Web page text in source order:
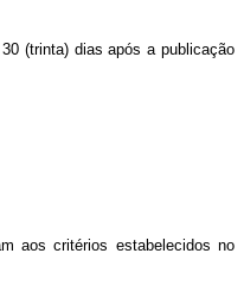
(trinta) dias após a publicação
aos critérios estabelecidos no